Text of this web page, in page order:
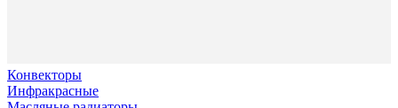
Конвекторы
Инфракрасные